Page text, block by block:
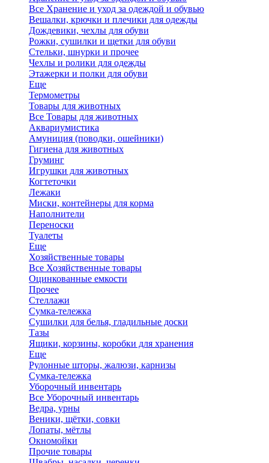
Все Хранение и уход за одеждой и обувью
Вешалки, крючки и плечики для одежды
Дождевики, чехлы для обуви
Рожки, сушилки и щетки для обуви
Стельки, шнурки и прочее
Чехлы и ролики для одежды
Этажерки и полки для обуви
Еще
Термометры
Товары для животных
Все Товары для животных
Аквариумистика
Амуниция (поводки, ошейники)
Гигиена для животных
Груминг
Игрушки для животных
Когтеточки
Лежаки
Миски, контейнеры для корма
Наполнители
Переноски
Туалеты
Еще
Хозяйственные товары
Все Хозяйственные товары
Оцинкованные емкости
Прочее
Стеллажи
Сумка-тележка
Сушилки для белья, гладильные доски
Тазы
Ящики, корзины, коробки для хранения
Еще
Рулонные шторы, жалюзи, карнизы
Сумка-тележка
Уборочный инвентарь
Все Уборочный инвентарь
Ведра, урны
Веники, щётки, совки
Лопаты, мётлы
Окномойки
Прочие товары